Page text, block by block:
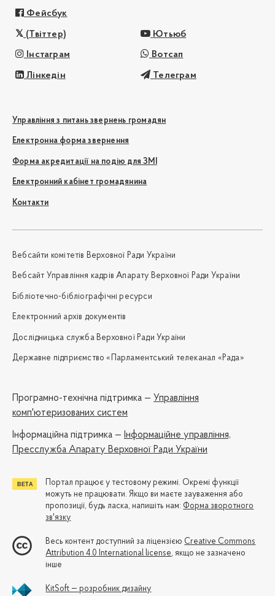
Фейсбук
(Твіттер) Ютьюб
Інстаграм Вотсап
Лінкедін Телеграм
Управління з питань звернень громадян
Електронна форма звернення
Форма акредитації на подію для ЗМІ
Електронний кабінет громадянина
Контакти
Вебсайти комітетів Верховної Ради України
Вебсайт Управління кадрів Апарату Верховної Ради України
Бібліотечно-бібліографічні ресурси
Електронний архів документів
Дослідницька служба Верховної Ради України
Державне підприємство «Парламентський телеканал «Рада»
Програмно-технічна підтримка — Управління
комп'ютеризованих систем
Iнформаційна підтримка — Інформаційне управління,
Пресслужба Апарату Верховної Ради України
Портал працює у тестовому режимі. Окремі функції
можуть не працювати. Якщо ви маєте зауваження або
пропозиції, будь ласка, напишіть нам: Форма зворотного
зв'язку
Весь контент доступний за ліцензією Creative Commons
Attribution 4.0 International license, якщо не зазначено
інше
KitSoft — розробник дизайну